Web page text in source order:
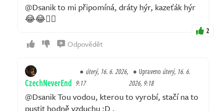
@Dsanik to mi připomíná, dráty hýr, kazeťák hýr
😂😂👍🏻
2
Odpovědět
CzechNeverEnd
úterý, 16. 6. 2026,
9:17
Upravenoúterý, 16. 6.
2026, 9:18
@Dsanik Tou vodou, kterou to vyrobí, stačí na to
pustit hodně vzduchu :D .